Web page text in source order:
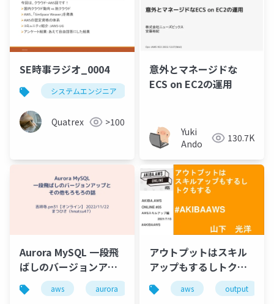
SE時事ラジオ_0004
システムエンジニア 時事 クラウド
Quatrex >100
意外とマネージドな
ECS on EC2の運用
Yuki
Ando
130.7K
Aurora MySQL 一段飛
ばしのバージョンアッ
プとその他もろもろの
話
aws aurora 移行 バージョンアップ
アウトプットはスキル
アップもするしトクも
する
aws output